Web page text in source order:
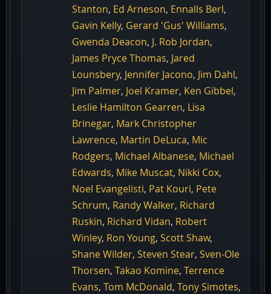
Stanton, Ed Arneson, Ennalls Berl,
Gavin Kelly, Gerard 'Gus' Williams,
Gwenda Deacon, J. Rob Jordan,
James Pryce Thomas, Jared
Lounsbery, Jennifer Jacono, Jim Dahl,
Jim Palmer, Joel Kramer, Ken Gibbel,
Leslie Hamilton Gearren, Lisa
Brinegar, Mark Christopher
Lawrence, Martin DeLuca, Mic
Rodgers, Michael Albanese, Michael
Edwards, Mike Muscat, Nikki Cox,
Noel Evangelisti, Pat Kouri, Pete
Schrum, Randy Walker, Richard
Ruskin, Richard Vidan, Robert
Winley, Ron Young, Scott Shaw,
Shane Wilder, Steven Stear, Sven-Ole
Thorsen, Takao Komine, Terrence
Evans, Tom McDonald, Tony Simotes,